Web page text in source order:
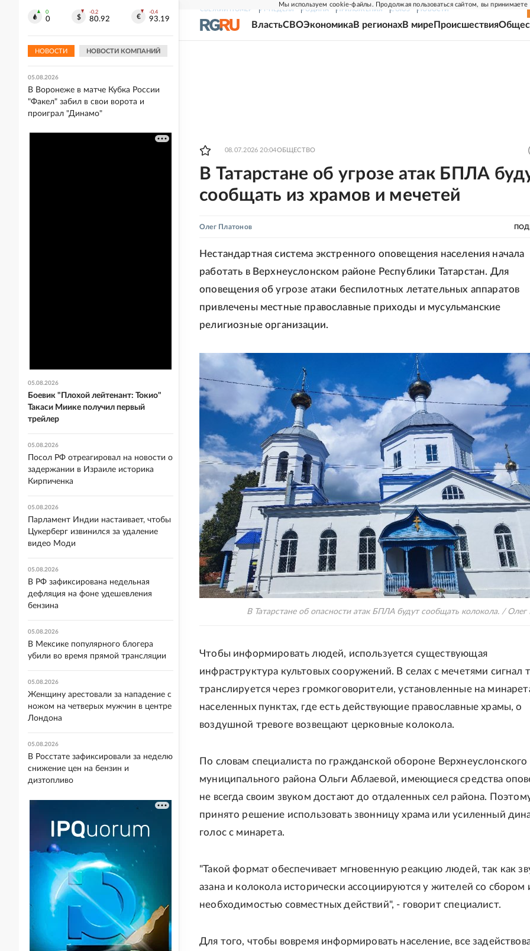
Мы используем cookie-файлы. Продолжая пользоваться сайтом, вы принимаете
СВЕЖИЙ НОМЕР РГ-НЕДЕЛЯ РОДИНА ПРИЛОЖЕНИЯ СОЮЗ НОВОСТИ
ВластьСВОЭкономикаВ регионахВ мире Происшествия
08.07.2026 20:04ОБЩЕСТВО
В Татарстане об угрозе атак БПЛА
сообщать из храмов и мечетей
Олег Платонов
Нестандартная система экстренного оповещения населения начала
работать в Верхнеуслонском районе Республики Татарстан. Для
оповещения об угрозе атаки беспилотных летательных аппаратов
привлечены местные православные приходы и мусульманские
религиозные организации.
В Татарстане об опасности атак БПЛА будут сообщать колокола. / Олег
Чтобы информировать людей, используется существующая
инфраструктура культовых сооружений. В селах с мечетями сигнал
транслируется через громкоговорители, установленные на
населенных пунктах, где есть действующие православные храмы, о
воздушной тревоге возвещают церковные колокола.
По словам специалиста по гражданской обороне Верхнеуслонского
муниципального района Ольги Аблаевой, имеющиеся средства
не всегда своим звуком достают до отдаленных сел района.
принято решение использовать звонницу храма или усиленный
голос с минарета.
"Такой формат обеспечивает мгновенную реакцию людей, так как
азана и колокола исторически ассоциируются у жителей со сбором
необходимостью совместных действий", - говорит специалист.
Для того, чтобы вовремя информировать население, все
0
0
-0.2
80.92
-0.4
93.19
НОВОСТИ НОВОСТИ КОМПАНИЙ
05.08.2026
Воронеже
05.08.2026
В Воронеже в матче Кубка России
"Факел" забил в свои ворота и
проиграл "Динамо"
05.08.2026
Боевик "Плохой лейтенант: Токио"
Такаси Миике получил первый
трейлер
05.08.2026
Посол РФ отреагировал на новости о
задержании в Израиле историка
Кирпиченка
05.08.2026
Парламент Индии настаивает, чтобы
Цукерберг извинился за удаление
видео Моди
05.08.2026
В РФ зафиксирована недельная
дефляция на фоне удешевления
бензина
05.08.2026
В Мексике популярного блогера
убили во время прямой трансляции
05.08.2026
Женщину арестовали за нападение с
ножом на четверых мужчин в центре
Лондона
05.08.2026
В Росстате зафиксировали за неделю
снижение цен на бензин и
дизтопливо